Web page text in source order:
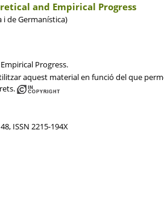
and Empirical Progress
de Germanística)
Progress.
aquest material en funció del que
ISSN 2215-194X